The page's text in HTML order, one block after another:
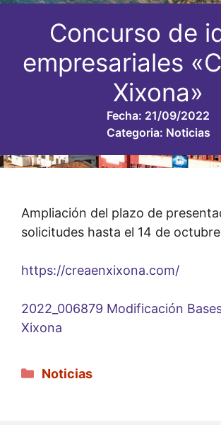
Concurso de
empresariales
Xixona»
Fecha: 21/09/2022
Categoria: Noticias
Ampliación del plazo de
solicitudes hasta el 14 de
https://creaenxixona.com/
2022_006879 Modificación
Xixona
Categorías
Noticias